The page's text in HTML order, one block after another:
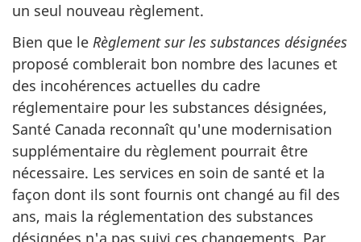
un seul nouveau règlement.
Bien que le Règlement sur les substances désignées
proposé comblerait bon nombre des lacunes et
des incohérences actuelles du cadre
réglementaire pour les substances désignées,
Santé Canada reconnaît qu'une modernisation
supplémentaire du règlement pourrait être
nécessaire. Les services en soin de santé et la
façon dont ils sont fournis ont changé au fil des
ans, mais la réglementation des substances
désignées n'a pas suivi ces changements. Par